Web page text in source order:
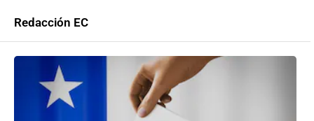
Redacción EC